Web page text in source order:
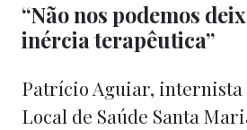
“Não nos podemos
inércia terapêutica”
Patrício Aguiar, internista
Local de Saúde Santa